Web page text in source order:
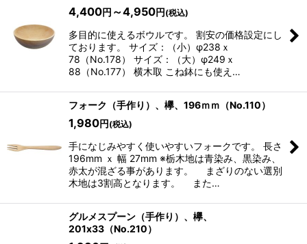
4,400円 ～4,950円(税込)
多目的に使えるボウルです。 割安の価格設定にし
ております。 サイズ：（小）φ238ｘ
78（No.178） サイズ：（大）φ249ｘ
88（No.177） 横木取 こね鉢にも使え…
フォーク（手作り）、欅、196ｍｍ（No.110）
1,980円(税込)
手になじみやすく使いやすいフォークです。 長さ
196mm ｘ 幅 27mm ※栃木地は青染み、黒染み、
赤太が混ざる事があります。 まざりのない選別
木地は3割高となります。 また…
グルメスプーン（手作り）、欅、
201x33（No.210）